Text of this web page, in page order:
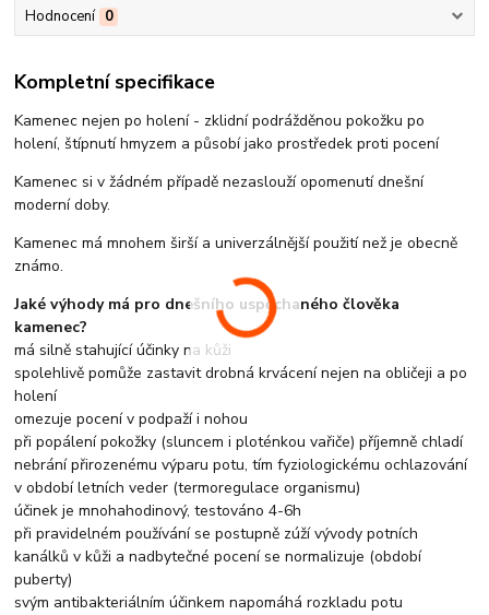
Hodnocení 0
Kompletní specifikace
Kamenec nejen po holení - zklidní podrážděnou pokožku po
holení, štípnutí hmyzem a působí jako prostředek proti pocení
Kamenec si v žádném případě nezaslouží opomenutí dnešní
moderní doby.
Kamenec má mnohem širší a univerzálnější použití než je obecně
známo.
Jaké výhody má pro dnešního uspěchaného člověka
kamenec?
má silně stahující účinky na kůži
spolehlivě pomůže zastavit drobná krvácení nejen na obličeji a po
holení
omezuje pocení v podpaží i nohou
při popálení pokožky (sluncem i ploténkou vařiče) příjemně chladí
nebrání přirozenému výparu potu, tím fyziologickému ochlazování
v období letních veder (termoregulace organismu)
účinek je mnohahodinový, testováno 4-6h
při pravidelném používání se postupně zúží vývody potních
kanálků v kůži a nadbytečné pocení se normalizuje (období
puberty)
svým antibakteriálním účinkem napomáhá rozkladu potu